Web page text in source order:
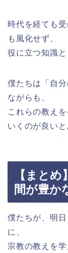
時代を経ても
も風化せず、
役に立つ知識
僕たちは「自
ながらも、
これらの教え
いくのが良いと
【まと
間が豊か
僕たちが、明
に、
宗教の教えを学